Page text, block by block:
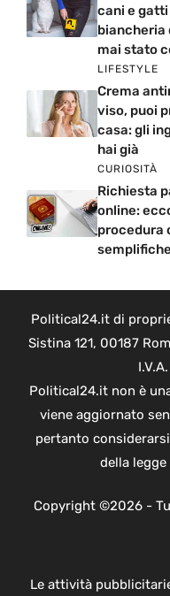
cani e gatti
biancheria
mai stato
LIFESTYLE
Crema
viso, puoi
casa: gli
hai già
CURIOSITÀ
Richiesta
online:
procedura
Political24.it di
Sistina 121, 00187
Political24.it non è
viene aggiornato
pertanto
della
Copyright ©2026 -
Le attività